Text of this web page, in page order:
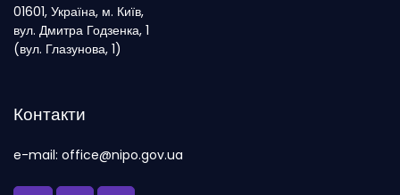
01601, Україна, м. Київ,
вул. Дмитра Годзенка, 1
(вул. Глазунова, 1)
Контакти
e-mail: office@nipo.gov.ua